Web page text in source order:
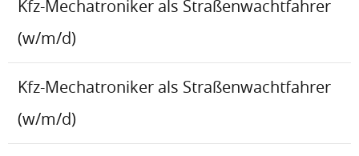
Kfz-Mechatroniker als Straßenwachtfahrer
(w/m/d)
Kfz-Mechatroniker als Straßenwachtfahrer
(w/m/d)